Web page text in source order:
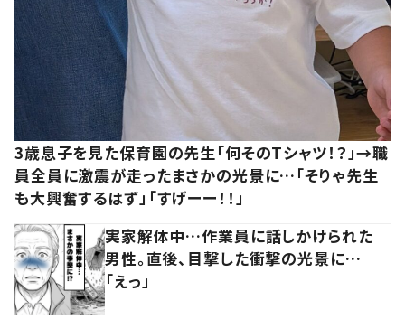
3歳息子を見た保育園の先生「何そのTシャツ！？」→職
員全員に激震が走ったまさかの光景に…「そりゃ先生
も大興奮するはず」「すげーー！！」
実家解体中…作業員に話しかけられた
男性。直後、目撃した衝撃の光景に…
「えっ」